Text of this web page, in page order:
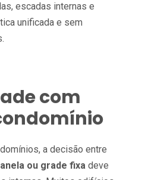
escadas internas e
unificada e sem
com
a decisão entre
ou grade fixa deve